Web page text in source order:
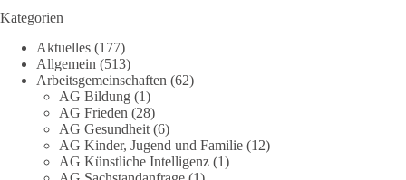
🟩🟩🟦🟦🟥🟥🟧🟧
Eine demokratische Gesellschaft lebt nicht davon, unbequeme
Fragen zu vermeiden. Sie lebt davon, Fragen offen zu stellen
und transparent zu beantworten.
dieBasis fordert deshalb weiterhin eine unabhängige,
vollständige und transparente Aufarbeitung der Corona-Politik.
Ohne Denkverbote, ohne Vorverurteilungen und ohne Tabus.
Kategorien
Aktuelles (177)
Allgemein (513)
Arbeitsgemeinschaften (62)
AG Bildung (1)
AG Frieden (28)
AG Gesundheit (6)
AG Kinder, Jugend und Familie (12)
AG Künstliche Intelligenz (1)